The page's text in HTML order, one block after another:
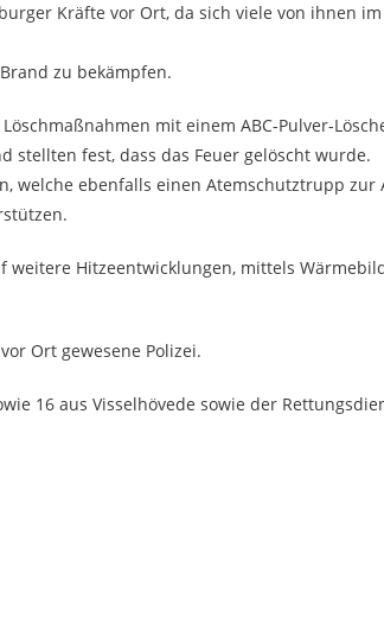
Kräfte vor Ort, da sich viele von ihnen
zu bekämpfen.
mit einem ABC-Pulver-
stellten fest, dass das Feuer gelöscht wurde.
welche ebenfalls einen Atemschutztrupp
Hitzeentwicklungen, mittels
Ort gewesene Polizei.
16 aus Visselhövede sowie der